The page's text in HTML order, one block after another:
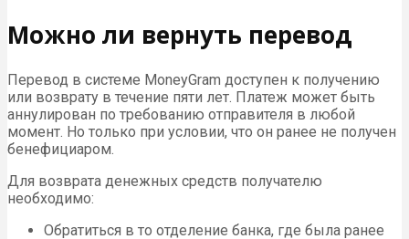
Можно ли вернуть перевод
Перевод в системе MoneyGram доступен к получению
или возврату в течение пяти лет. Платеж может быть
аннулирован по требованию отправителя в любой
момент. Но только при условии, что он ранее не получен
бенефициаром.
Для возврата денежных средств получателю
необходимо:
Обратиться в то отделение банка, где была ранее